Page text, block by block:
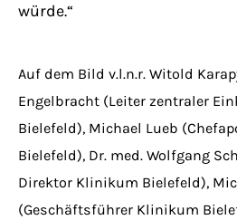
würde.“
Auf dem Bild v.l.n.r. Witold
Engelbracht (Leiter zentraler
Bielefeld), Michael Lueb
Bielefeld), Dr. med. Wolfgang
Direktor Klinikum Bielefeld),
(Geschäftsführer Klinikum